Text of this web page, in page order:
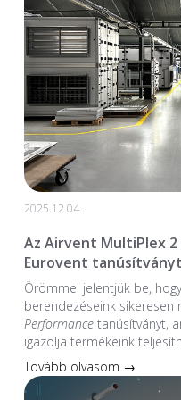
2025.12.04.
Az Airvent MultiPlex
Eurovent
Örömmel jelentjük be,
berendezéseink sikeresen
Performancetanúsítványt,
igazolja termékeink
Tovább olvasom →